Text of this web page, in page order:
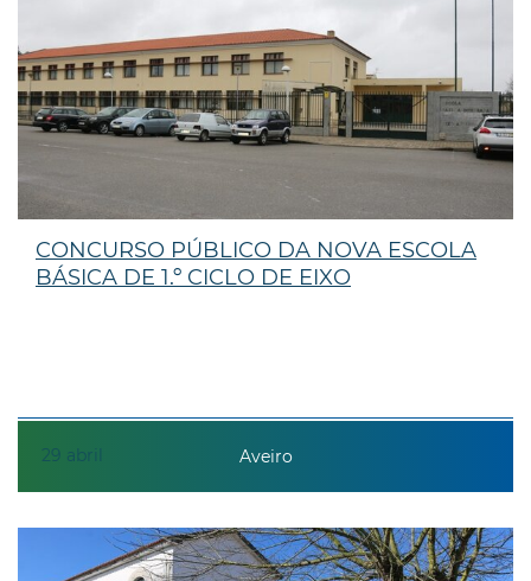
29 abril
CONCURSO PÚBLICO DA NOVA ESCOLA
BÁSICA DE 1.º CICLO DE EIXO
Aveiro